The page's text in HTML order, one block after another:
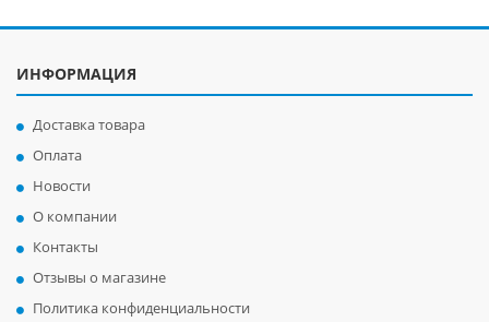
ИНФОРМАЦИЯ
Доставка товара
Оплата
Новости
О компании
Контакты
Отзывы о магазине
Политика конфиденциальности